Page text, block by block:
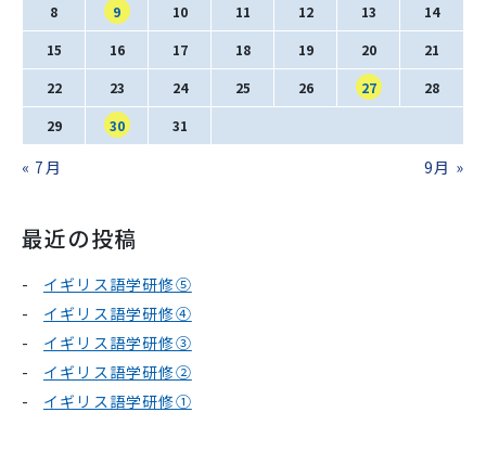
採用情報
8 9 10 11 12 13 14
15 16 17 18 19 20 21
22 23 24 25 26 27 28
29 30 31
« 7月 9月 »
最近の投稿
イギリス語学研修⑤
イギリス語学研修④
イギリス語学研修③
イギリス語学研修②
イギリス語学研修①